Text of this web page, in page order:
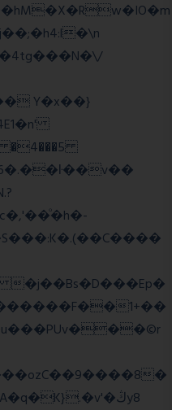
Y�x��}
�4���5
-
�j��Bs�D���Ep�
1+��
�